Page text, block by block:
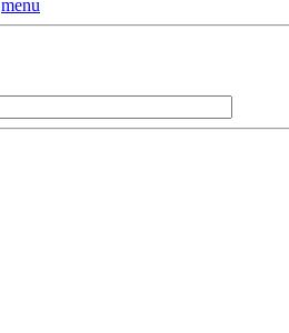
menu